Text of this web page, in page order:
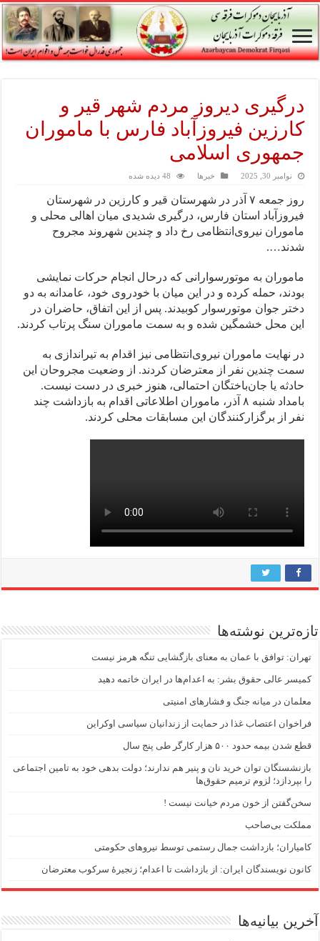
درگیری دیروز مردم شهر قیر و
کارزین فیروزآباد فارس با ماموران
جمهوری اسلامی
نوامبر 30, 2025 خبرها 48 دیده شده
روز جمعه ۷ آذر در شهرستان قیر و کارزین در شهرستان
فیروزآباد استان فارس، درگیری شدیدی میان اهالی محلی و
ماموران نیروی‌انتظامی رخ داد و چندین شهروند مجروح
شدند….
ماموران به موتورسوارانی که درحال انجام حرکات نمایشی
بودند، حمله کرده و در این میان با خودروی خود، عامدانه به دو
دختر جوان موتورسوار کوبیدند. پس از این اتفاق، حاضران در
این محل خشمگین شده و به سمت ماموران سنگ پرتاب کردند.
در نهایت ماموران نیروی‌انتظامی نیز اقدام به تیراندازی به
سمت چندین نفر از معترضان کردند. از وضعیت مجروحان این
حادثه یا جان‌باختگان احتمالی، هنوز خبری در دست نیست.
بامداد شنبه ۸ آذر، ماموران اطلاعاتی اقدام به بازداشت چند
نفر از برگزارکنندگان این مسابقات محلی کردند.
تازه‌ترین نوشته‌ها
تهران: توافق با عمان به معنای بازگشایی تنگه هرمز نیست
کمیسر عالی حقوق بشر: به اعدام‌ها در ایران خاتمه دهید
معلمان در میانه جنگ و فشارهای امنیتی
فراخوان اعتصاب غذا در حمایت از زندانیان سیاسی اوکراین
قطع شدن بیمه حدود ۵۰۰ هزار کارگر طی پنج سال
بازنشستگان توان خرید نان و پنیر هم ندارند؛ دولت بدهی خود به تامین اجتماعی
را بپردازد؛ لزوم ترمیم حقوق‌ها
سخن‌گفتن از خون مردم خیانت نیست !
مملکت بی‌صاحب
کامیاران؛ بازداشت جمال رستمی توسط نیروهای حکومتی
کانون نویسندگان ایران: از بازداشت تا اعدام؛ زنجیرۀ سرکوب معترضان
آخرین بیانیه‌ها